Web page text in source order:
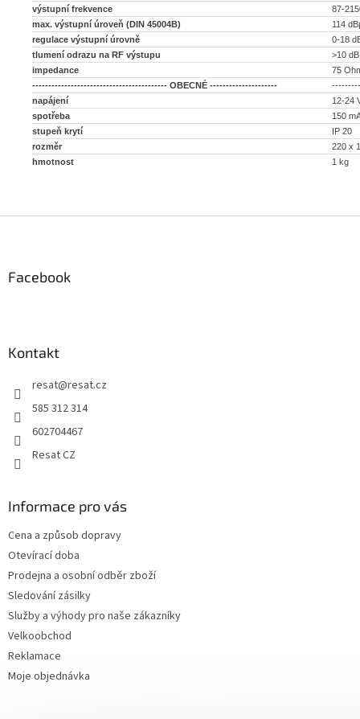
výstupní frekvence
87-
max. výstupní úroveň (DIN 45004B)
114
regulace výstupní úrovně
0-18
tlumení odrazu na RF výstupu
>10 dB
impedance
75
------------------------------------------ OBECNÉ ---------------------
napájení
12-24
spotřeba
150
stupeň krytí
IP 20
rozměr
220 x
hmotnost
1 kg
Facebook
Kontakt
resat@resat.cz
585 312 314
602704467
Resat CZ
Informace pro vás
Cena a způsob dopravy
Otevírací doba
Prodejna a osobní odběr zboží
Sledování zásilky
Služby a výhody pro naše zákazníky
Velkoobchod
Reklamace
Moje objednávka